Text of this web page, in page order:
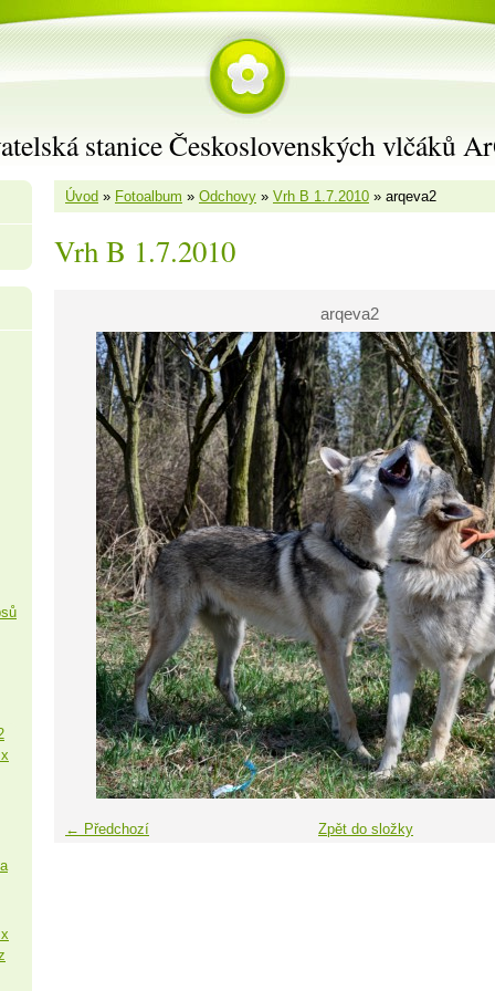
stanice Československých vlčáků
Úvod » Fotoalbum » Odchovy » Vrh B 1.7.2010 » arqeva2
Vrh B 1.7.2010
arqeva2
← Předchozí Zpět do složky